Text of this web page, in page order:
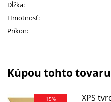
Dĺžka:
Hmotnosť:
Príkon:
Kúpou tohto
15% XPS